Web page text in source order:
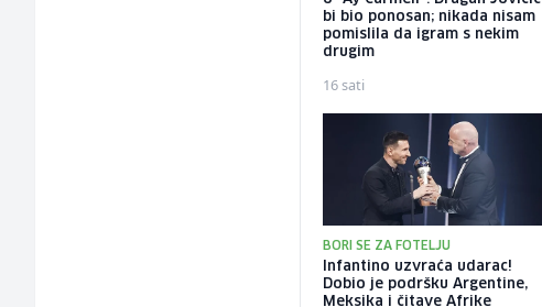
bi bio ponosan; nikada nisam
pomislila da igram s nekim
drugim
16 sati
BORI SE ZA FOTELJU
Infantino uzvraća udarac!
Dobio je podršku Argentine,
Meksika i čitave Afrike